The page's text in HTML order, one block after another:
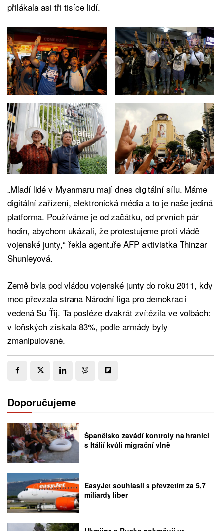
přilákala asi tři tisíce lidí.
„Mladí lidé v Myanmaru mají dnes digitální sílu. Máme
digitální zařízení, elektronická média a to je naše jediná
platforma. Používáme je od začátku, od prvních pár
hodin, abychom ukázali, že protestujeme proti vládě
vojenské junty,“ řekla agentuře AFP aktivistka Thinzar
Shunleyová.
Země byla pod vládou vojenské junty do roku 2011, kdy
moc převzala strana Národní liga pro demokracii
vedená Su Ťij. Ta posléze dvakrát zvítězila ve volbách:
v loňských získala 83%, podle armády byly
zmanipulované.
Doporučujeme
Španělsko zavádí kontroly na hranici
s Itálií kvůli migrační vlně
EasyJet souhlasil s převzetím za 5,7
miliardy liber